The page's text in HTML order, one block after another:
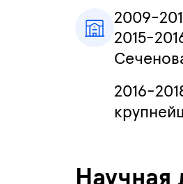
2009-
2015-
2016-
Научная